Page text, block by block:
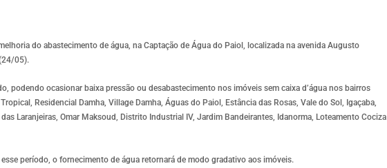
do abastecimento de água, na Captação de Água do Paiol, localizada na avenida Augusto
05).
podendo ocasionar baixa pressão ou desabastecimento nos imóveis sem caixa d’água nos bairros
Residencial Damha, Village Damha, Águas do Paiol, Estância das Rosas, Vale do Sol, Igaçaba,
Laranjeiras, Omar Maksoud, Distrito Industrial IV, Jardim Bandeirantes, Idanorma, Loteamento Cociza
período, o fornecimento de água retornará de modo gradativo aos imóveis.